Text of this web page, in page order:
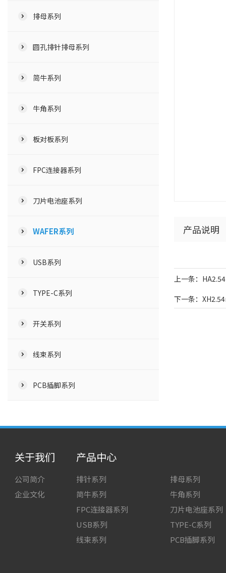
排母系列
圆孔排针排母系列
简牛系列
牛角系列
板对板系列
FPC连接器系列
刀片电池座系列
WAFER系列
USB系列
TYPE-C系列
开关系列
线束系列
PCB插脚系列
产品说明
上一条：
下一条：
关于我们
公司简介
企业文化
产品中心
排针系列
排母系列
简牛系列
牛角系列
FPC连接器系列
刀片电池座系列
USB系列
TYPE-C系列
线束系列
PCB插脚系列